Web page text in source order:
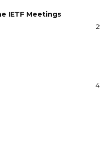
IETF Meetings